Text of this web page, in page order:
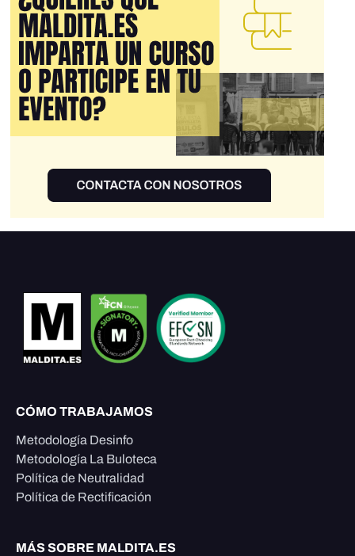
CÓMO TRABAJAMOS
Metodología Desinfo
Metodología La Buloteca
Política de Neutralidad
Política de Rectificación
MÁS SOBRE MALDITA.ES